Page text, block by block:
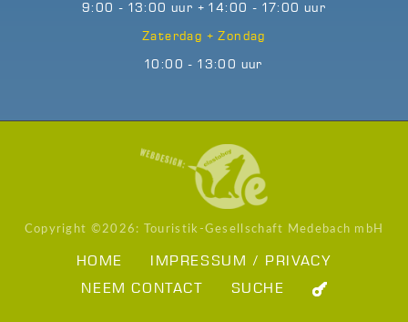
9:00 - 13:00 uur + 14:00 - 17:00 uur
Zaterdag + Zondag
10:00 - 13:00 uur
Copyright ©2026: Touristik-Gesellschaft Medebach mbH
HOME
IMPRESSUM / PRIVACY
NEEM CONTACT
SUCHE